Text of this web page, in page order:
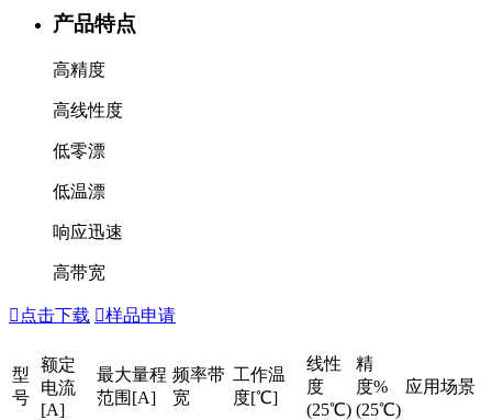
产品特点
高精度
高线性度
低零漂
低温漂
响应迅速
高带宽
 点击下载 样品申请
型
号
额定
电流
[A]
最大量程
范围[A]
频率带
宽
工作温
度[℃]
线性
度
(25℃)
精
度%
(25℃)
应用场景